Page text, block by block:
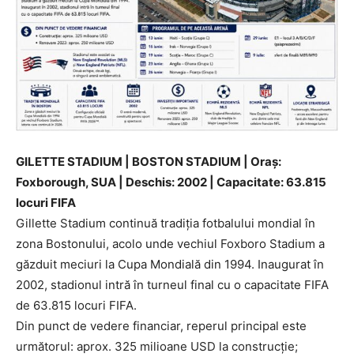
GILETTE STADIUM | BOSTON STADIUM | Oraș:
Foxborough, SUA | Deschis: 2002 | Capacitate: 63.815
locuri FIFA
Gillette Stadium continuă tradiția fotbalului mondial în
zona Bostonului, acolo unde vechiul Foxboro Stadium a
găzduit meciuri la Cupa Mondială din 1994. Inaugurat în
2002, stadionul intră în turneul final cu o capacitate FIFA
de 63.815 locuri FIFA.
Din punct de vedere financiar, reperul principal este
următorul: aprox. 325 milioane USD la construcție;